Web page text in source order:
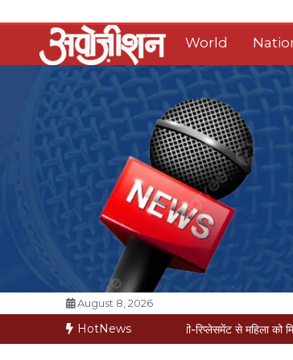
to
content
World
Opposition
August 8, 2026
HotNews
मौत की कगार पर मैक्स में नी-रिप्लेसमेंट से महिला को मिली नई जिंदगी,